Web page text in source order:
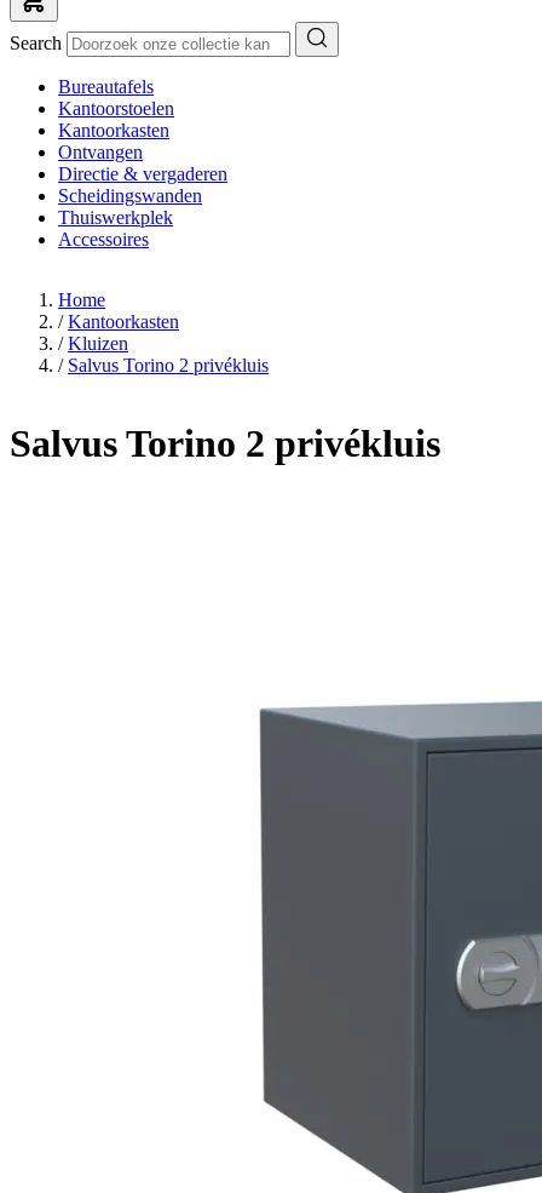
Search
Bureautafels
Kantoorstoelen
Kantoorkasten
Ontvangen
Directie & vergaderen
Scheidingswanden
Thuiswerkplek
Accessoires
Home
/ Kantoorkasten
/ Kluizen
/ Salvus Torino 2 privékluis
Salvus Torino 2 privékluis